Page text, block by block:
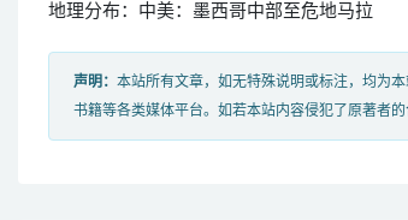
地理分布：中美：墨西哥中部至危地马拉
声明： 本站所有文章，如无特殊说明或标注，均为
书籍等各类媒体平台。如若本站内容侵犯了原著者